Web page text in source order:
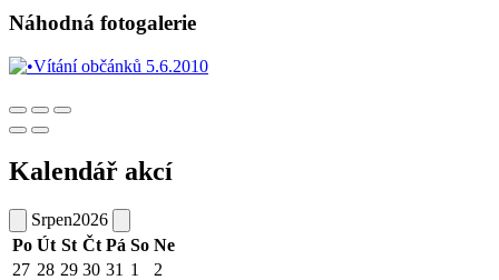
Náhodná fotogalerie
Kalendář akcí
Srpen2026
Po Út St Čt Pá So Ne
27 28 29 30 31 1
2